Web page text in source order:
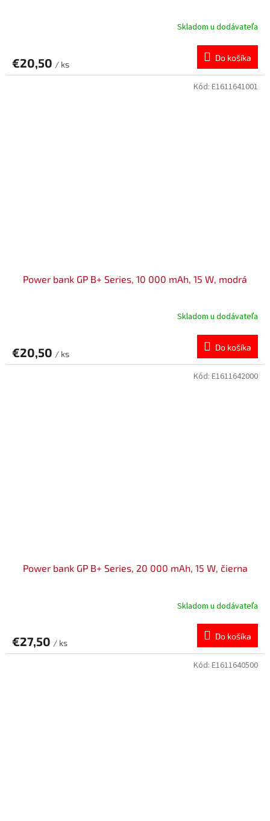
Skladom u dodávateľa
€20,50 / ks
Do košíka
Power bank GP B+ Series, 10 000 mAh, 15 W, modrá
Skladom u dodávateľa
€20,50 / ks
Do košíka
Kód: E1611641001
Power bank GP B+ Series, 20 000 mAh, 15 W, čierna
Skladom u dodávateľa
€27,50 / ks
Do košíka
Kód: E1611642000
Kód: E1611640500